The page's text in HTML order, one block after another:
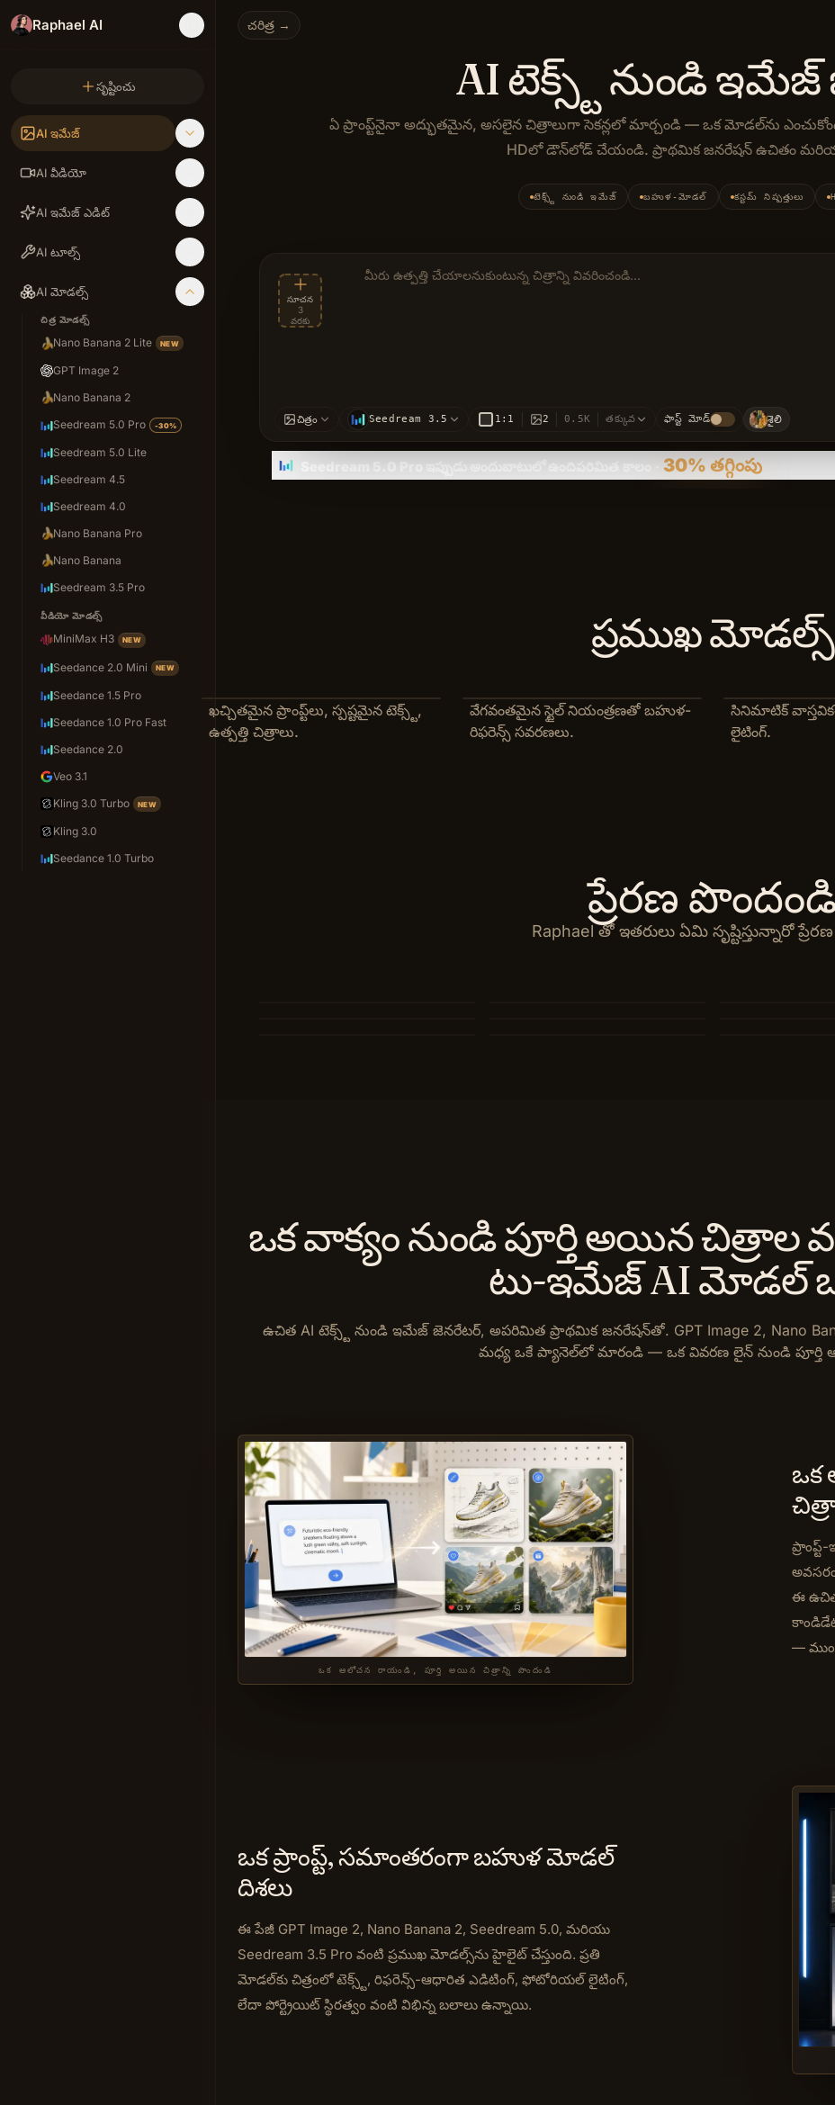
Raphael AI
సృష్టించు
AI ఇమేజ్
AI వీడియో
AI ఇమేజ్ ఎడిట్
AI టూల్స్
AI మోడల్స్
చిత్ర మోడల్స్
🍌Nano Banana 2 Lite NEW
GPT Image 2
🍌Nano Banana 2
Seedream 5.0 Pro
-30%
Seedream 5.0 Lite
Seedream 4.5
Seedream 4.0
🍌Nano Banana Pro
🍌Nano Banana
Seedream 3.5 Pro
వీడియో మోడల్స్
MiniMax H3 NEW
Seedance 2.0 Mini NEW
Seedance 1.5 Pro
Seedance 1.0 Pro Fast
Seedance 2.0
Veo 3.1
Kling 3.0 Turbo
NEW
Kling 3.0
Seedance 1.0 Turbo
చరిత్ర →
AI టెక్స్ట్ నుండి
ఏ ప్రాంప్ట్‌నైనా అద్భుతమైన, అసలైన చిత్రాలుగా సెకన్లలో మార్చండి — ఒక మోడల్‌ను
HDలో డౌన్‌లోడ్ చేయండి. ప్రాథమిక జనరేషన్ ఉచితం
టెక్స్ట్ నుండి ఇమేజ్ బహుళ-మోడల్ కస్టమ్ నిష్పత్తులు
సూచన
3
వరకు
వివరణ ప్రాంప్ట్
చిత్రం Seedream 3.5 1:1 2 0.5K తక్కువ ఫాస్ట్ మోడ్ శైలి
Seedream 5.0 Pro ఇప్పుడు అందుబాటులో ఉందిపరిమిత కాలం 30% తగ్గింపు
ప్రముఖ మోడల్స్
ఖచ్చితమైన ప్రాంప్ట్‌లు, స్పష్టమైన టెక్స్ట్,
ఉత్పత్తి చిత్రాలు.
వేగవంతమైన స్టైల్ నియంత్రణతో బహుళ-
రిఫరెన్స్ సవరణలు.
సినిమాటిక్
లైటింగ్.
ప్రేరణ పొందండి
Raphael తో ఇతరులు ఏమి సృష్టిస్తున్నారో
ఒక వాక్యం నుండి పూర్తి అయిన చిత్రాల
టు-ఇమేజ్ AI మోడల్
ఉచిత AI టెక్స్ట్ నుండి ఇమేజ్ జెనరేటర్, అపరిమిత ప్రాథమిక జనరేషన్‌తో. GPT Image 2, Nano
మధ్య ఒకే ప్యానెల్‌లో మారండి — ఒక వివరణ లైన్ నుండి పూర్తి
ఒక ఆలోచన రాయండి, పూర్తి అయిన చిత్రాన్ని పొందండి
ఒక
ఈ
—
ఒక ప్రాంప్ట్, సమాంతరంగా బహుళ మోడల్
దిశలు
ఈ పేజీ GPT Image 2, Nano Banana 2, Seedream 5.0, మరియు
Seedream 3.5 Pro వంటి ప్రముఖ మోడల్స్‌ను హైలైట్ చేస్తుంది. ప్రతి
మోడల్‌కు చిత్రంలో టెక్స్ట్, రిఫరెన్స్-ఆధారిత ఎడిటింగ్, ఫోటోరియల్ లైటింగ్,
లేదా పోర్ట్రెయిట్ స్థిరత్వం వంటి విభిన్న బలాలు ఉన్నాయి.